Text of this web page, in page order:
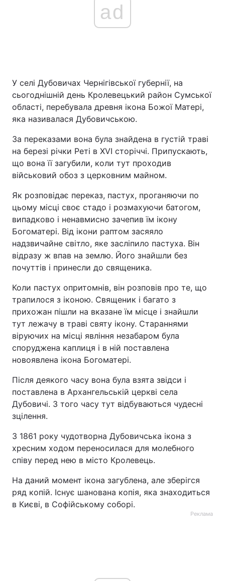
ad
У селі Дубовичах Чернігівської губернії, на
сьогоднішній день Кролевецький район Сумської
області, перебувала древня ікона Божої Матері,
яка називалася Дубовичською.
За переказами вона була знайдена в густій ​​траві
на березі річки Реті в XVI сторіччі. Припускають,
що вона її загубили, коли тут проходив
військовий обоз з церковним майном.
Як розповідає переказ, пастух, проганяючи по
цьому місці своє стадо і розмахуючи батогом,
випадково і ненавмисно зачепив їм ікону
Богоматері. Від ікони раптом засяяло
надзвичайне світло, яке засліпило пастуха. Він
відразу ж впав на землю. Його знайшли без
почуттів і принесли до священика.
Коли пастух опритомнів, він розповів про те, що
трапилося з іконою. Священик і багато з
прихожан пішли на вказане їм місце і знайшли
тут лежачу в траві святу ікону. Стараннями
віруючих на місці явління незабаром була
споруджена каплиця і в ній поставлена ​
новоявлена ікона Богоматері.
Після деякого часу вона була взята звідси і
поставлена ​​в Архангельській церкві села
Дубовичі. З того часу тут відбуваються чудесні
зцілення.
З 1861 року чудотворна Дубовичська ікона з
хресним ходом переносилася для молебного
співу перед нею в місто Кролевець.
На даний момент ікона загублена, але зберігся
ряд копій. Існує шанована копія, яка знаходиться
в Києві, в Софійському соборі.
Реклама